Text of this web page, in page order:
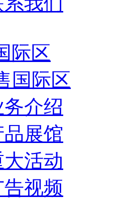
际区
国际区
务介绍
品展馆
大活动
告视频